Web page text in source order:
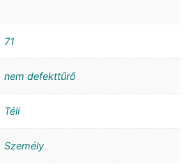
71
nem defekttűrő
Téli
Személy